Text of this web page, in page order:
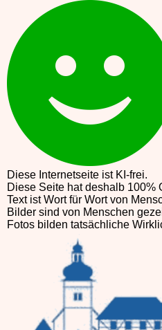
Diese Internetseite ist KI-frei.
Diese Seite hat deshalb 100%
Text ist Wort für Wort von
Bilder sind von Menschen
Fotos bilden tatsächliche